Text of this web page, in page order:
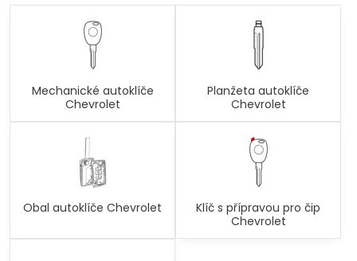
Mechanické autoklíče
Chevrolet
Planžeta autoklíče
Chevrolet
Obal autoklíče Chevrolet
Klíč s přípravou pro čip
Chevrolet